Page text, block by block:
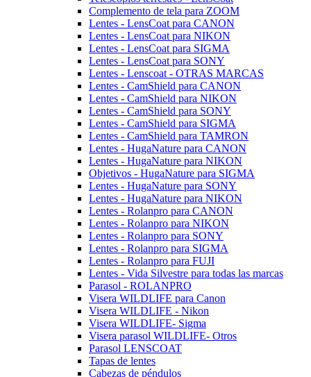
Complemento de tela para ZOOM
Lentes - LensCoat para CANON
Lentes - LensCoat para NIKON
Lentes - LensCoat para SIGMA
Lentes - LensCoat para SONY
Lentes - Lenscoat - OTRAS MARCAS
Lentes - CamShield para CANON
Lentes - CamShield para NIKON
Lentes - CamShield para SONY
Lentes - CamShield para SIGMA
Lentes - CamShield para TAMRON
Lentes - HugaNature para CANON
Lentes - HugaNature para NIKON
Objetivos - HugaNature para SIGMA
Lentes - HugaNature para SONY
Lentes - HugaNature para NIKON
Lentes - Rolanpro para CANON
Lentes - Rolanpro para NIKON
Lentes - Rolanpro para SONY
Lentes - Rolanpro para SIGMA
Lentes - Rolanpro para FUJI
Lentes - Vida Silvestre para todas las marcas
Parasol - ROLANPRO
Visera WILDLIFE para Canon
Visera WILDLIFE - Nikon
Visera WILDLIFE- Sigma
Visera parasol WILDLIFE- Otros
Parasol LENSCOAT
Tapas de lentes
Cabezas de péndulos